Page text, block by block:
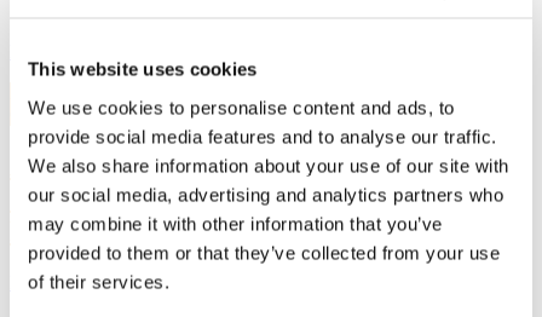
This website uses cookies
We use cookies to personalise content and ads, to
provide social media features and to analyse our traffic.
We also share information about your use of our site with
our social media, advertising and analytics partners who
may combine it with other information that you’ve
provided to them or that they’ve collected from your use
of their services.
Giu, 2025
Assemblea Pubblica Assocarta 2025
"Paper Industrial Deal": la Relazione del
Presidente Lorenzo Poli
Relazione Presidente Lorenzo Poli 2025